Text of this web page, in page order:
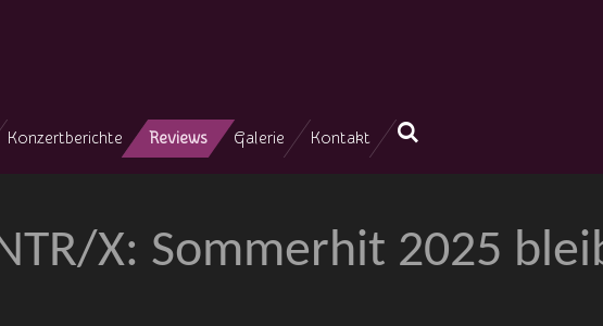
Konzertberichte Reviews Galerie Kontakt
X: Sommerhit 2025